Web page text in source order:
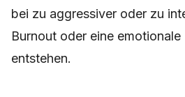
bei zu aggressiver oder zu
Burnout oder eine emotionale
entstehen.